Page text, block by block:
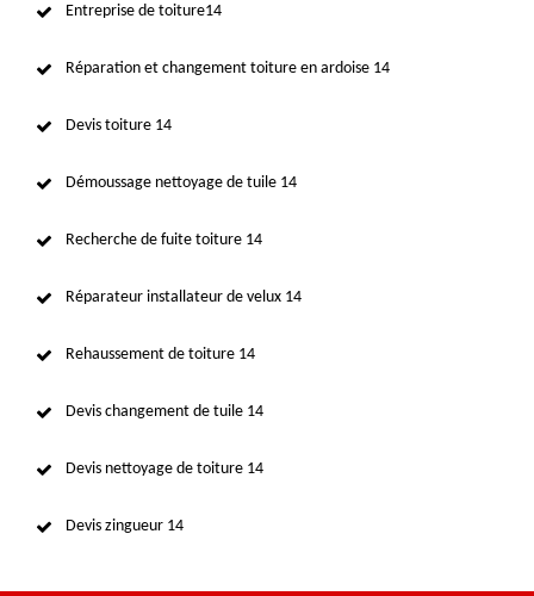
Entreprise de toiture14
Réparation et changement toiture en ardoise 14
Devis toiture 14
Démoussage nettoyage de tuile 14
Recherche de fuite toiture 14
Réparateur installateur de velux 14
Rehaussement de toiture 14
Devis changement de tuile 14
Devis nettoyage de toiture 14
Devis zingueur 14